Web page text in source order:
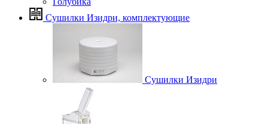
Сушилки Изидри, комплектующие
Сушилки Изидри